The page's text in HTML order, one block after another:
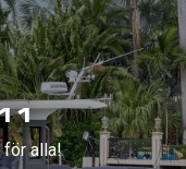
för alla!